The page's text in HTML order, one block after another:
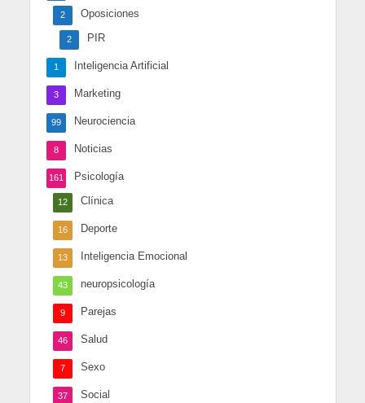
Oposiciones
2
PIR
2
Inteligencia Artificial
1
Marketing
3
Neurociencia
99
Noticias
8
Psicología
161
Clínica
12
Deporte
16
Inteligencia Emocional
13
neuropsicología
43
Parejas
9
Salud
46
Sexo
7
Social
37